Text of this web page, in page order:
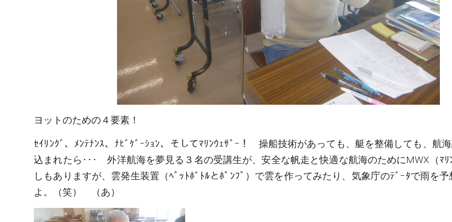
ヨットのための４要素！
ｾｲﾘﾝｸﾞ、ﾒﾝﾃﾅﾝｽ、ﾅﾋﾞｹﾞｰｼｮﾝ、そしてﾏﾘﾝｳｪｻﾞｰ！ 操船技術があっても、艇を整備しても、航
込まれたら･･･ 外洋航海を夢見る３名の受講生が、安全な帆走と快適な航海のためにMWX（ﾏ
しもありますが、雲発生装置（ﾍﾟｯﾄﾎﾞﾄﾙとﾎﾟﾝﾌﾟ）で雲を作ってみたり、気象庁のﾃﾞｰﾀで雨を
よ。（笑） （あ）